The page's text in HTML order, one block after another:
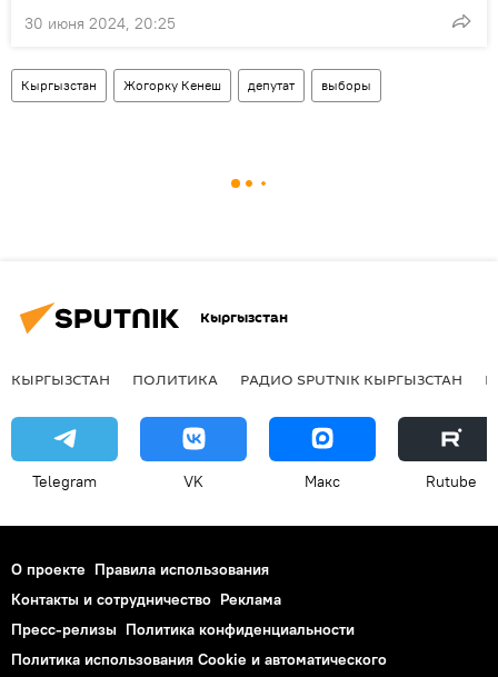
30 июня 2024, 20:25
Кыргызстан Жогорку Кенеш депутат выборы
Кыргызстан
КЫРГЫЗСТАН ПОЛИТИКА РАДИО SPUTNIK КЫРГЫЗСТАН
Telegram VK Макс Rutube
О проекте Правила использования
Контакты и сотрудничество Реклама
Пресс-релизы Политика конфиденциальности
Политика использования Cookie и автоматического